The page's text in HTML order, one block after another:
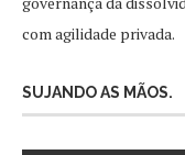
com agilidade privada.
SUJANDO AS MÃOS.